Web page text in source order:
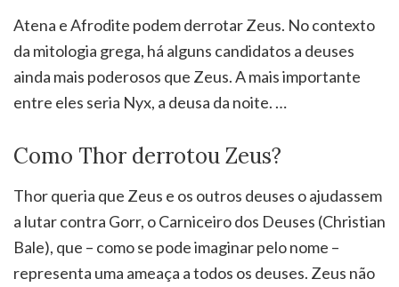
Atena e Afrodite podem derrotar Zeus. No contexto
da mitologia grega, há alguns candidatos a deuses
ainda mais poderosos que Zeus. A mais importante
entre eles seria Nyx, a deusa da noite. …
Como Thor derrotou Zeus?
Thor queria que Zeus e os outros deuses o ajudassem
a lutar contra Gorr, o Carniceiro dos Deuses (Christian
Bale), que – como se pode imaginar pelo nome –
representa uma ameaça a todos os deuses. Zeus não